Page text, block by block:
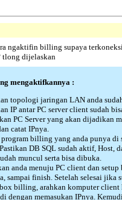
ngaktifin billing supaya
dijelaskan
mengaktifkannya :
topologi jaringan LAN anda
IP antar PC server client sudah
PC Server yang akan dijadikan
catat IPnya.
program billing yang anda punya di
DB SQL sudah aktif, Host,
muncul serta bisa dibuka.
anda menuju PC client dan
sampai finish. Setelah selesai jika
billing, arahkan komputer
dengan memasukan IPnya.